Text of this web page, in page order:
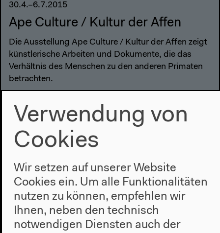
30.4.–6.7.2015
Ape Culture / Kultur der Affen
Die Ausstellung Ape Culture / Kultur der Affen zeigt
künstlerische Arbeiten und Dokumente, die das
Verhältnis des Menschen zu den anderen Primaten
betrachten.
Verwendung von
Cookies
Wir setzen auf unserer Website
Cookies ein. Um alle Funktionalitäten
nutzen zu können, empfehlen wir
Ihnen, neben den technisch
notwendigen Diensten auch der